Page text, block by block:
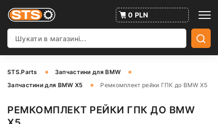
0 PLN
STS.Parts
Запчастини для BMW
Запчастини для BMW X5
Ремкомплект рейки ГПК до BMW X5
РЕМКОМПЛЕКТ РЕЙКИ ГПК ДО BMW